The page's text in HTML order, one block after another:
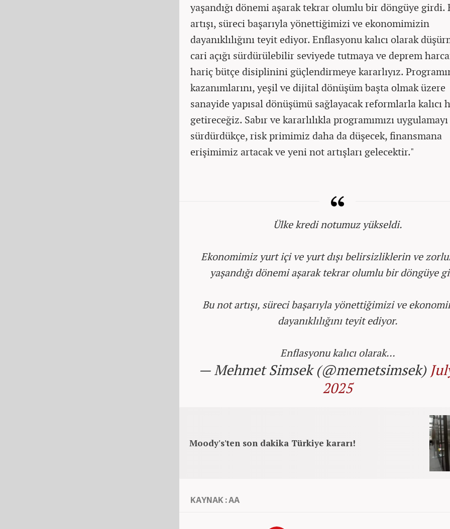
yaşandığı dönemi aşarak tekrar olumlu bir döngüye girdi.
artışı, süreci başarıyla yönettiğimizi ve ekonomimizin
dayanıklılığını teyit ediyor. Enflasyonu kalıcı olarak
cari açığı sürdürülebilir seviyede tutmaya ve deprem
hariç bütçe disiplinini güçlendirmeye kararlıyız.
kazanımlarını, yeşil ve dijital dönüşüm başta olmak üzere
sanayide yapısal dönüşümü sağlayacak reformlarla kalıcı
getireceğiz. Sabır ve kararlılıkla programımızı uygulamayı
sürdürdükçe, risk primimiz daha da düşecek, finansmana
erişimimiz artacak ve yeni not artışları gelecektir."
Ülke kredi notumuz yükseldi.
Ekonomimiz yurt içi ve yurt dışı belirsizliklerin ve
yaşandığı dönemi aşarak tekrar olumlu bir döngüye
Bu not artışı, süreci başarıyla yönettiğimizi ve
dayanıklılığını teyit ediyor.
Enflasyonu kalıcı olarak…
— Mehmet Simsek (@memetsimsek)
2025
Moody's'ten son dakika Türkiye kararı!
KAYNAK : AA